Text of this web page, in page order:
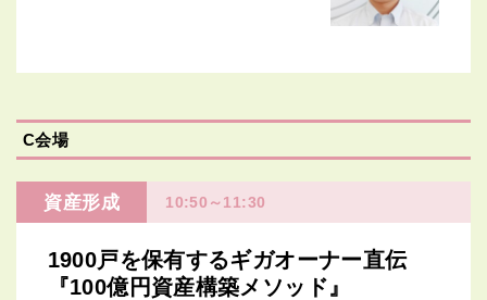
C会場
資産形成 10:50～11:30
1900戸を保有するギガオーナー直伝
『100億円資産構築メソッド』